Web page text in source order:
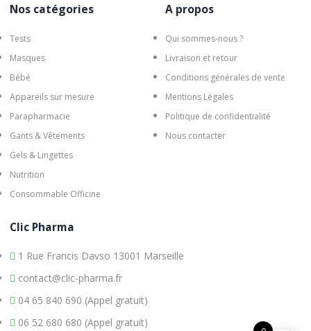
Nos catégories
Tests
Masques
Bébé
Appareils sur mesure
Parapharmacie
Gants & Vêtements
Gels & Lingettes
Nutrition
Consommable Officine
A propos
Qui sommes-nous ?
Livraison et retour
Conditions générales de vente
Mentions Légales
Politique de confidentialité
Nous contacter
Clic Pharma
1 Rue Francis Davso 13001 Marseille
contact@clic-pharma.fr
04 65 840 690 (Appel gratuit)
06 52 680 680 (Appel gratuit)